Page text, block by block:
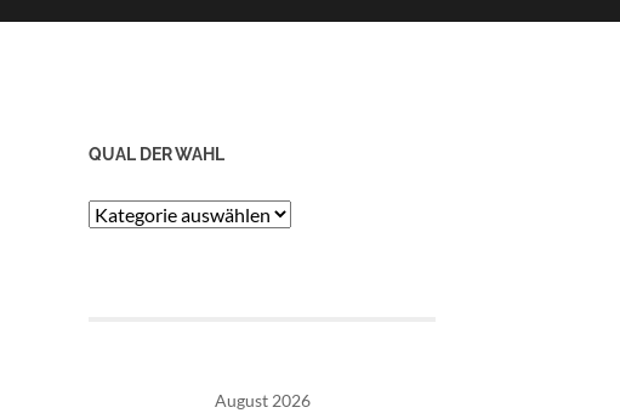
QUAL DER WAHL
Qual
August 2026